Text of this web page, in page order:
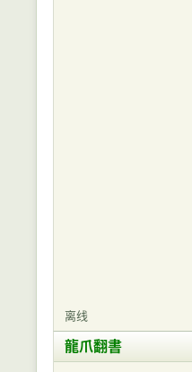
离线
龍爪翻書